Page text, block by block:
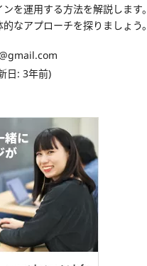
ンを運用する方法を解説します
なアプローチを探りましょう。
日: 3年前)